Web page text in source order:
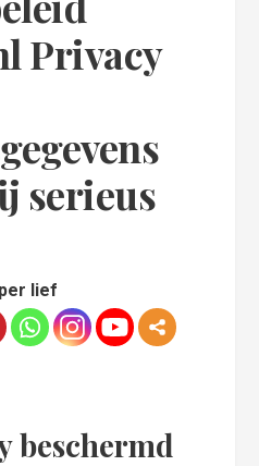
Privacy
serieus
lief
beschermd